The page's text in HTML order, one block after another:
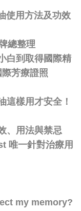
使用方法及功效
總整理
白到取得國際精
芳療證照
這樣用才安全！
、用法與禁忌
唯一針對治療用
my memory?